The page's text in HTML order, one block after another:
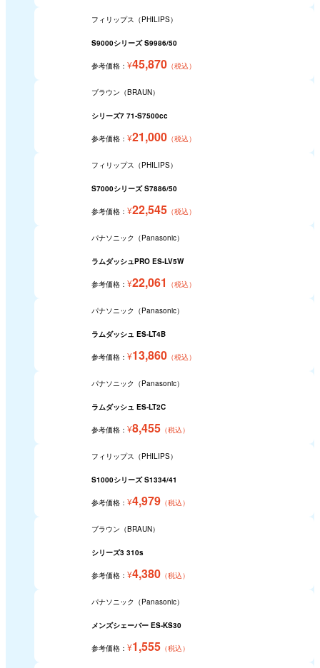
フィリップス（PHILIPS）
S9000シリーズ S9986/50
参考価格： ¥45,870 （税込）
ブラウン（BRAUN）
シリーズ7 71-S7500cc
参考価格： ¥21,000 （税込）
フィリップス（PHILIPS）
S7000シリーズ S7886/50
参考価格： ¥22,545 （税込）
パナソニック（Panasonic）
ラムダッシュPRO ES-LV5W
参考価格： ¥22,061 （税込）
パナソニック（Panasonic）
ラムダッシュ ES-LT4B
参考価格： ¥13,860 （税込）
パナソニック（Panasonic）
ラムダッシュ ES-LT2C
参考価格： ¥8,455 （税込）
フィリップス（PHILIPS）
S1000シリーズ S1334/41
参考価格： ¥4,979 （税込）
ブラウン（BRAUN）
シリーズ3 310s
参考価格： ¥4,380 （税込）
パナソニック（Panasonic）
メンズシェーバー ES-KS30
参考価格： ¥1,555 （税込）